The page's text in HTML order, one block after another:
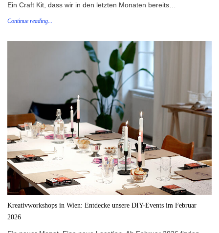
Ein Craft Kit, dass wir in den letzten Monaten bereits…
Continue reading...
Kreativworkshops in Wien: Entdecke unsere DIY-Events im Februar
2026